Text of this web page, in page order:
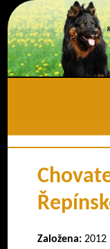
Založena: 2012